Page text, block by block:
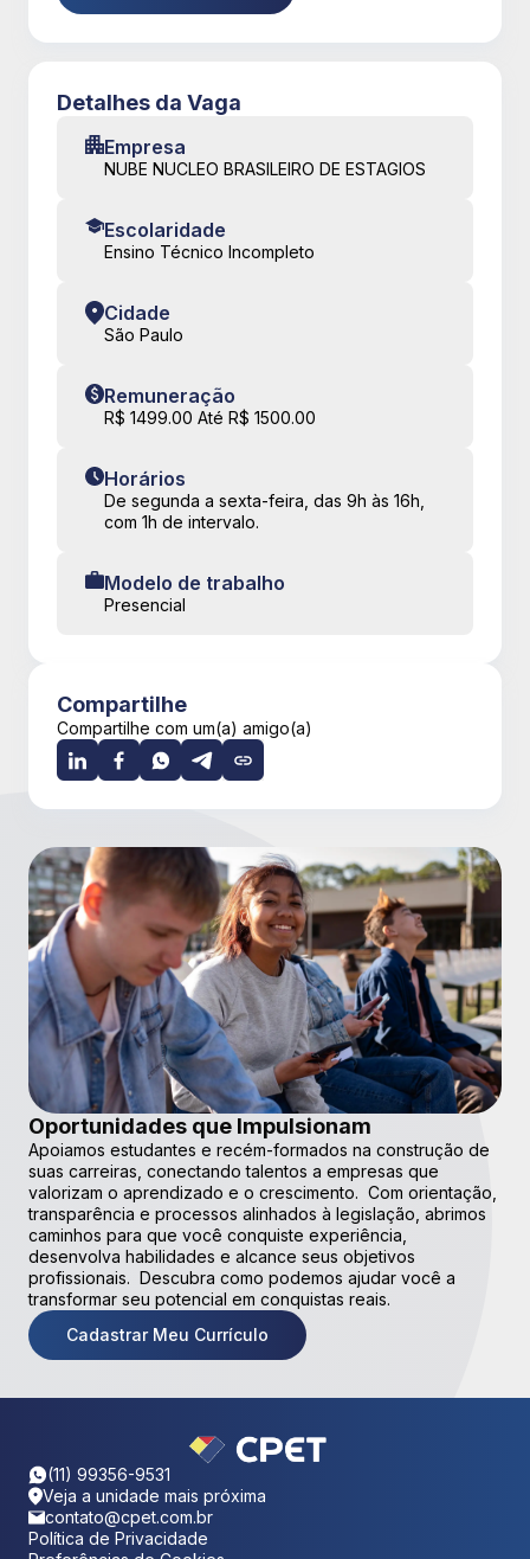
Detalhes da Vaga
Empresa
NUBE NUCLEO BRASILEIRO DE ESTAGIOS
Escolaridade
Ensino Técnico Incompleto
Cidade
São Paulo
Remuneração
R$ 1499.00 Até R$ 1500.00
Horários
De segunda a sexta-feira, das 9h às 16h,
com 1h de intervalo.
Modelo de trabalho
Presencial
Compartilhe
Compartilhe com um(a) amigo(a)
Oportunidades que Impulsionam
Apoiamos estudantes e recém-formados na construção de
suas carreiras, conectando talentos a empresas que
valorizam o aprendizado e o crescimento. Com orientação,
transparência e processos alinhados à legislação, abrimos
caminhos para que você conquiste experiência,
desenvolva habilidades e alcance seus objetivos
profissionais. Descubra como podemos ajudar você a
transformar seu potencial em conquistas reais.
Cadastrar Meu Currículo
(11) 99356-9531
Veja a unidade mais próxima
contato@cpet.com.br
Política de Privacidade